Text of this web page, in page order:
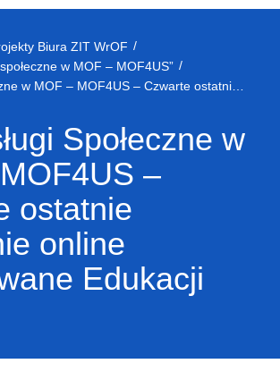
Biura ZIT WrOF /
w MOF – MOF4US” /
Społeczne w
–
ostatnie
online
Edukacji